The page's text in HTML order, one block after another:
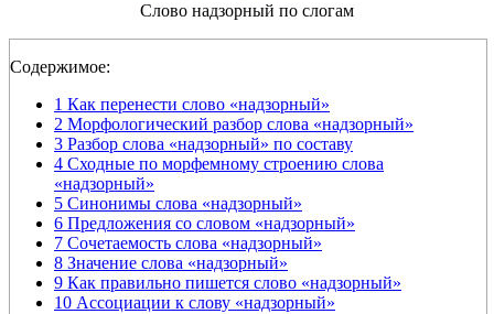
Слово надзорный по слогам
Содержимое:
1 Как перенести слово «надзорный»
2 Морфологический разбор слова «надзорный»
3 Разбор слова «надзорный» по составу
4 Сходные по морфемному строению слова
«надзорный»
5 Синонимы слова «надзорный»
6 Предложения со словом «надзорный»
7 Сочетаемость слова «надзорный»
8 Значение слова «надзорный»
9 Как правильно пишется слово «надзорный»
10 Ассоциации к слову «надзорный»